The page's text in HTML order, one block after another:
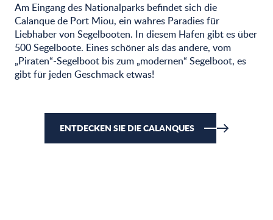
Am Eingang des Nationalparks befindet sich die
Calanque de Port Miou, ein wahres Paradies für
Liebhaber von Segelbooten. In diesem Hafen gibt es über
500 Segelboote. Eines schöner als das andere, vom
„Piraten“-Segelboot bis zum „modernen“ Segelboot, es
gibt für jeden Geschmack etwas!
ENTDECKEN SIE DIE CALANQUES